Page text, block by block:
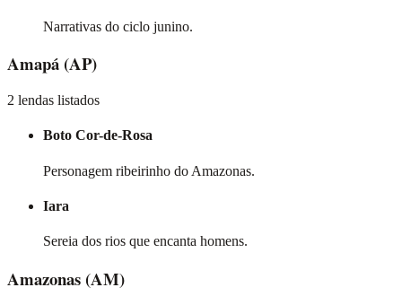
Narrativas do ciclo junino.
Amapá (AP)
2 lendas listados
Boto Cor-de-Rosa
Personagem ribeirinho do Amazonas.
Iara
Sereia dos rios que encanta homens.
Amazonas (AM)